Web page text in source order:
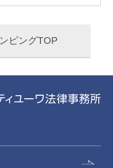
ピングTOP